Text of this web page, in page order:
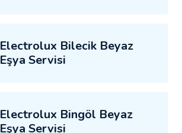
Electrolux Bilecik Beyaz
Eşya Servisi
Electrolux Bingöl Beyaz
Eşya Servisi